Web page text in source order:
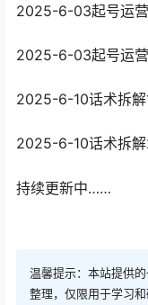
2025-6-03起号运
2025-6-03起号运
2025-6-10话术拆
2025-6-10话术拆
持续更新中……
温馨提示：本站提供
整理，仅限用于学习